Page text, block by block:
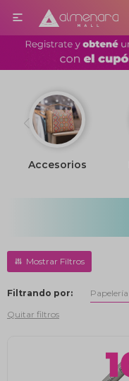

Accesorios
Filtrando por: Papelería
Quitar filtros